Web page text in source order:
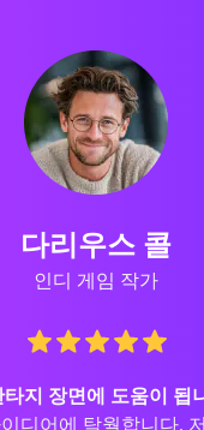
다리우스 콜
인디 게임 작가
지 장면에 도움이 됩
디어에 탁월합니다.